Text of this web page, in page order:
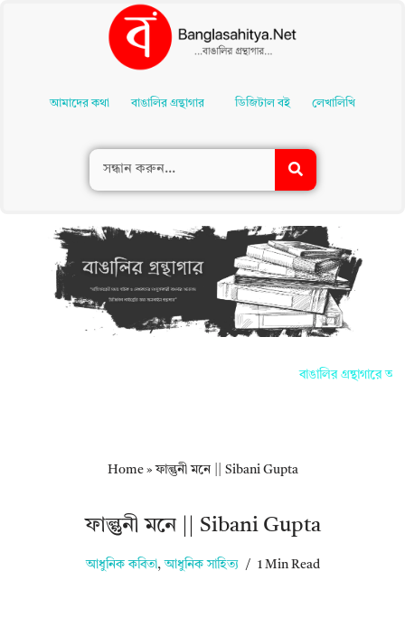
Contentআমাদের কথা বাঙালির গ্রন্থাগার ডিজিটাল বই লেখালিখি
বাঙালির গ্রন্থাগারে
Home»ফাল্গুনী মনে || Sibani Gupta
ফাল্গুনী মনে || Sibani Gupta
আধুনিক কবিতা, আধুনিক সাহিত্য 1 Min Read